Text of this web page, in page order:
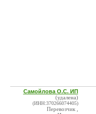
Самойлова О.С. ИП
(удалена)
(ИНН:370266074405)
Перевозчик ,